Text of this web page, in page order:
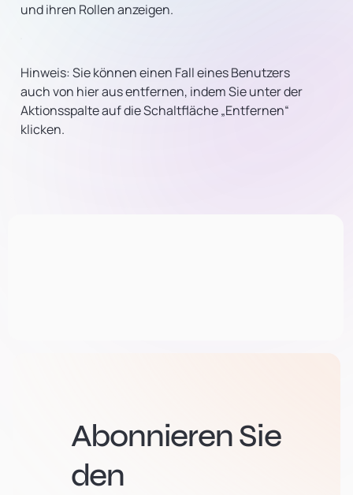
und ihren Rollen anzeigen.
Hinweis: Sie können einen Fall eines Benutzers
auch von hier aus entfernen, indem Sie unter der
Aktionsspalte auf die Schaltfläche „Entfernen“
klicken.
Abonnieren Sie
den